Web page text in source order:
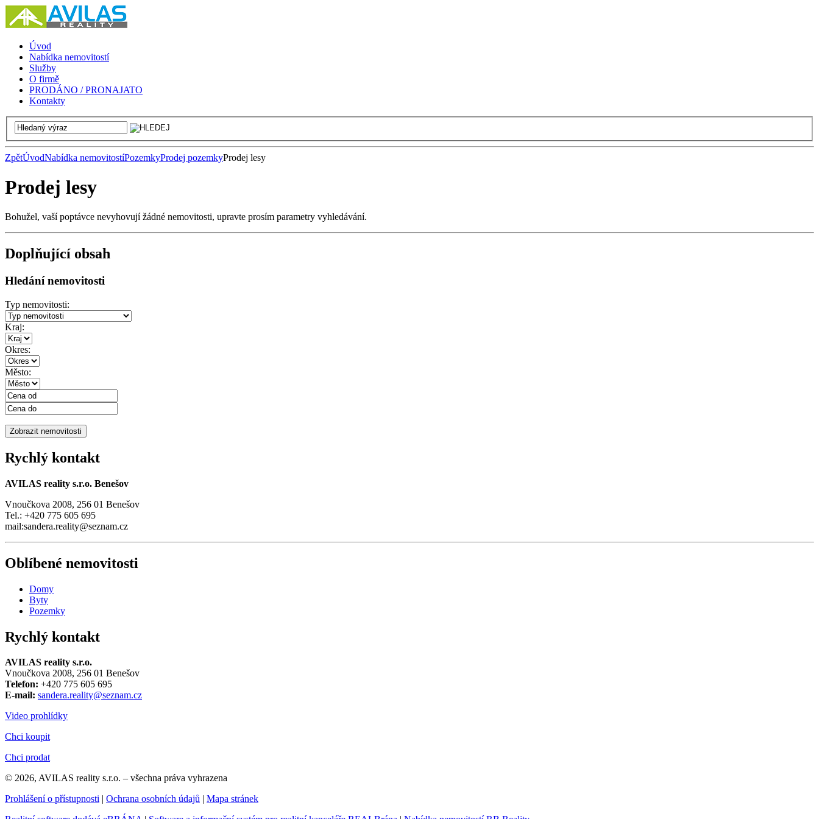
Úvod
Nabídka nemovitostí
Služby
O firmě
PRODÁNO / PRONAJATO
Kontakty
ZpětÚvodNabídka nemovitostíPozemkyProdej pozemkyProdej lesy
Prodej lesy
Bohužel, vaší poptávce nevyhovují žádné nemovitosti, upravte prosím parametry vyhledávání.
Doplňující obsah
Hledání nemovitosti
Typ nemovitosti:
Kraj:
Okres:
Město:
Rychlý kontakt
AVILAS reality s.r.o. Benešov
Vnoučkova 2008, 256 01 Benešov
Tel.: +420 775 605 695
mail:sandera.reality@seznam.cz
Oblíbené nemovitosti
Domy
Byty
Pozemky
Rychlý kontakt
AVILAS reality s.r.o.
Vnoučkova 2008, 256 01 Benešov
Telefon: +420 775 605 695
E-mail: sandera.reality@seznam.cz
Video prohlídky
Chci koupit
Chci prodat
© 2026, AVILAS reality s.r.o. – všechna práva vyhrazena
Prohlášení o přístupnosti | Ochrana osobních údajů | Mapa stránek